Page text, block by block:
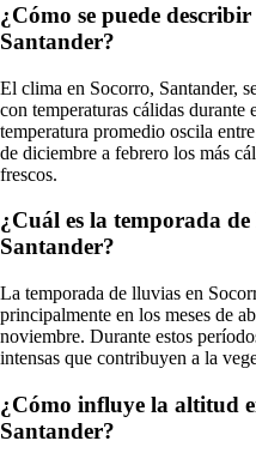
¿Cómo se puede
Santander?
El clima en Socorro, Santander,
con temperaturas cálidas
temperatura promedio oscila
de diciembre a febrero los más
frescos.
¿Cuál es la temporada
Santander?
La temporada de lluvias en
principalmente en los meses de
noviembre. Durante estos
intensas que contribuyen a la
¿Cómo influye la altitud
Santander?